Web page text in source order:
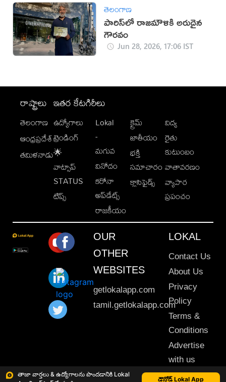
తాజా వార్తలు & ఉద్యోగాలను పొందడానికి Lokal
డౌన్లోడ్ Lokal App
తెలంగాణ
పారిస్‌లో రాజమౌళికి అరుదైన
గౌరవం
Jun 28, 2026, 17:06 IST
రాష్ట్రాలు
తెలంగాణ
ఆంధ్రప్రదేశ్
తమిళనాడు
ఇతర కేటగిరీలు
ఉద్యోగాలు
ట్రెండింగ్
🌟
వాట్సాప్
STATUS
టిప్స్
Lokal
-
మగువ
వినోదం
కరోనా
అప్‌డేట్స్
రాజకీయం
క్రైమ్
జాతీయం
భక్తి
సమాచారం
క్లాసిఫైడ్స్
విద్య
రైతు
కుటుంబం
వాతావరణం
వ్యాపార
ప్రపంచం
OUR
OTHER
WEBSITES
getlokalapp.com
tamil.getlokalapp.com
LOKAL
Contact Us
About Us
Privacy
Policy
Terms &
Conditions
Advertise
with us
Sitemap